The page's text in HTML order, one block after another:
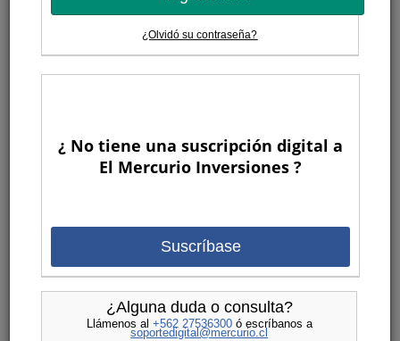
¿Olvidó su contraseña?
¿ No tiene una suscripción digital a
El Mercurio Inversiones ?
Suscríbase
¿Alguna duda o consulta?
Llámenos al +562 27536300ó escríbanos a
soportedigital@mercurio.cl